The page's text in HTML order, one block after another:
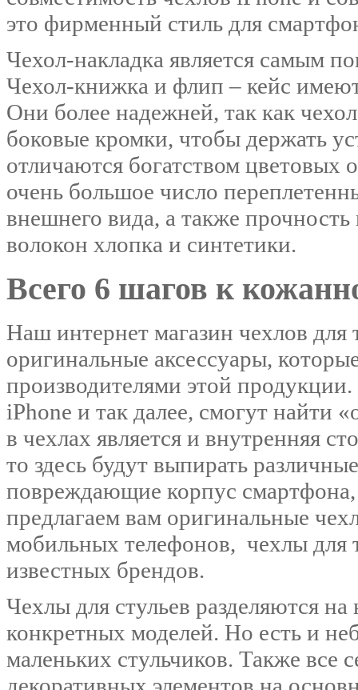
это фирменный стиль для
Чехол-накладка является самым
Чехол-книжка и флип – кейс
Они более надежней, так как
боковые кромки, чтобы держать
отличаются богатством цветовых
очень большое число
внешнего вида, а также
волокон хлопка и синтетики.
Всего 6 шагов к
Наш интернет магазин чехлов
оригинальные аксессуары,
производителями этой
iPhone и так далее, смогут найти
в чехлах является и внутренняя
то здесь будут выпирать
повреждающие корпус
предлагаем вам оригинальные
мобильных телефонов, чехлы для
известных брендов.
Чехлы для стульев разделяются
конкретных моделей. Но есть и
маленьких стульчиков. Также все